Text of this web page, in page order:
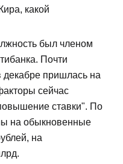
какой
был членом
Почти
декабре пришлась на
сейчас
ставки". По
на обыкновенные
на